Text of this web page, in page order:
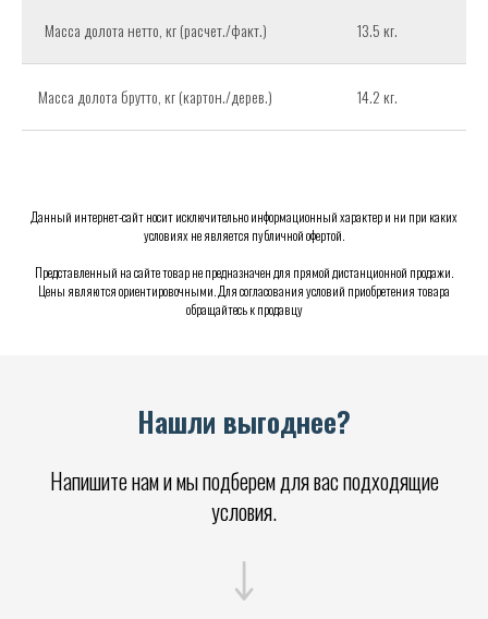
Масса долота нетто, кг (расчет./факт.) 13.5 кг.
Масса долота брутто, кг (картон./дерев.) 14.2 кг.
Данный интернет-сайт носит исключительно информационный характер и ни при каких
условиях не является публичной офертой.
Представленный на сайте товар не предназначен для прямой дистанционной продажи.
Цены являются ориентировочными. Для согласования условий приобретения товара
обращайтесь к продавцу
Нашли выгоднее?
Напишите нам и мы подберем для вас подходящие
условия.